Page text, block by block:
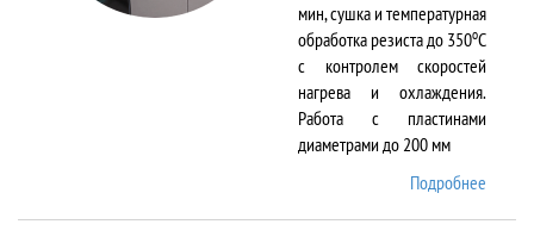
мин, сушка и температурная
обработка резиста до 350оС
с контролем скоростей
нагрева и охлаждения.
Работа с пластинами
диаметрами до 200 мм
Подробнее